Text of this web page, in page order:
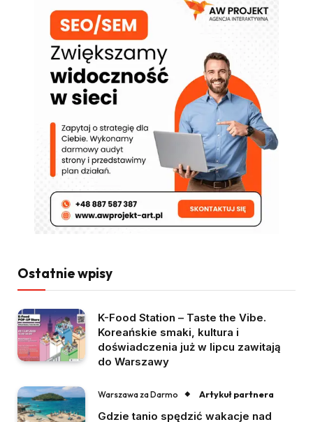
Ostatnie wpisy
K-Food Station – Taste the Vibe.
Koreańskie smaki, kultura i
doświadczenia już w lipcu zawitają
do Warszawy
Warszawa za Darmo Artykuł partnera
Gdzie tanio spędzić wakacje nad